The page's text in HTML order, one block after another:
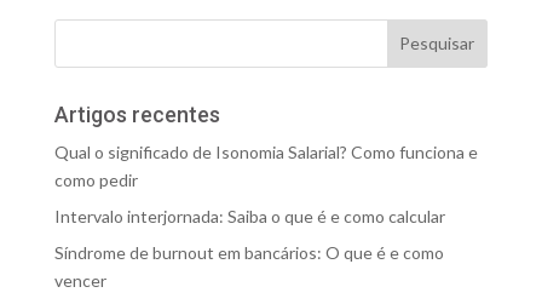
Artigos recentes
Qual o significado de Isonomia Salarial? Como funciona e
como pedir
Intervalo interjornada: Saiba o que é e como calcular
Síndrome de burnout em bancários: O que é e como
vencer